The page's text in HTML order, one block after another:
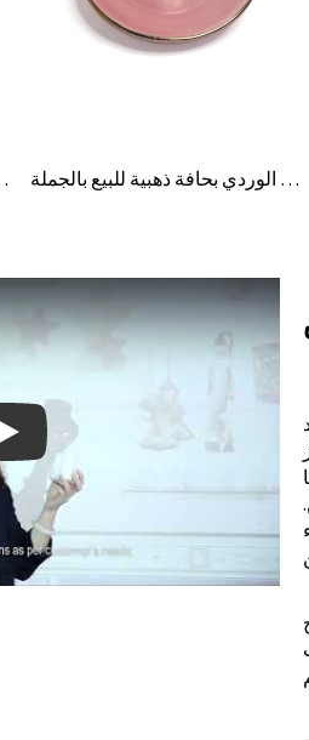
صينية عرض صينية مجوهرات صغيرة من السيراميك باللون الوردي بحافة ذهبية للبيع بالجملة
Play: Keynote (Google I/O '18)